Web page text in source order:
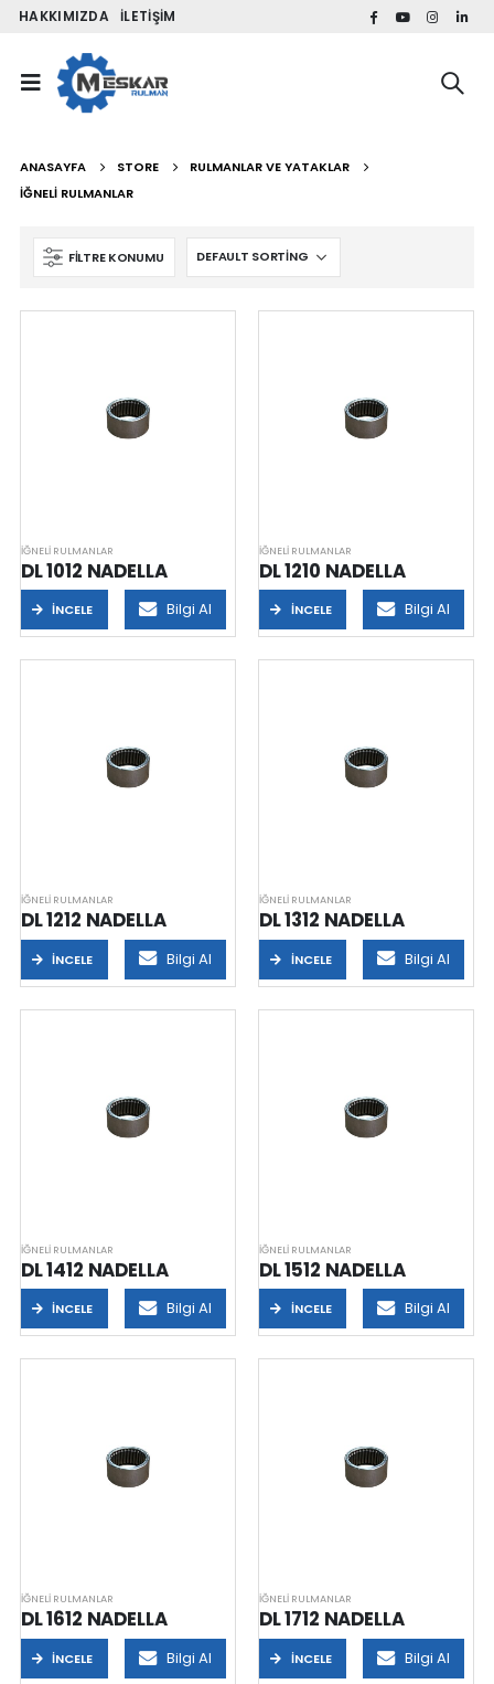
HAKKIMIZDA İLETIŞIM
ANASAYFA STORE
RULMANLAR VE YATAKLAR
İĞNELI RULMANLAR
FILTRE KONUMU
İĞNELI RULMANLAR
DL 1012 NADELLA
İNCELE Bilgi Al
İĞNELI RULMANLAR
DL 1210 NADELLA
İNCELE Bilgi Al
İĞNELI RULMANLAR
DL 1212 NADELLA
İNCELE Bilgi Al
İĞNELI RULMANLAR
DL 1312 NADELLA
İNCELE Bilgi Al
İĞNELI RULMANLAR
DL 1412 NADELLA
İNCELE Bilgi Al
İĞNELI RULMANLAR
DL 1512 NADELLA
İNCELE Bilgi Al
İĞNELI RULMANLAR
DL 1612 NADELLA
İNCELE Bilgi Al
İĞNELI RULMANLAR
DL 1712 NADELLA
İNCELE Bilgi Al
PFVR35.16
GC16EEMSW
GCL40EESW
GC40SW
GCR32SW
TESTZKLFA1563-2RS INA
DENEME2ZKLFA1563-2RS INA